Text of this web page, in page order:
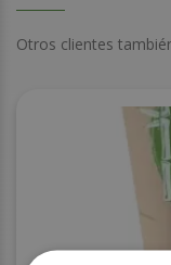
Otros clientes